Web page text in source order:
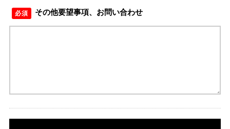
その他要望事項、お問い合わせ
必須